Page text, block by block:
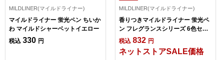
MILDLINER(マイルドライナー)
マイルドライナー 蛍光ペン ちいか
わ マイルドシャーベットイエロー
税込 330 円
MILDLINER(マイルドライナー)
香りつきマイルドライナー 蛍光ペ
ン フレグランスシリーズ 6色セッ
ト
税込 832 円
ネットストアSALE価格